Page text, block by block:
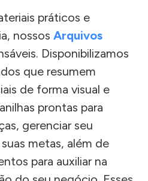
práticos e
nossos Arquivos
Disponibilizamos
que resumem
de forma visual e
prontas para
gerenciar seu
metas, além de
para auxiliar na